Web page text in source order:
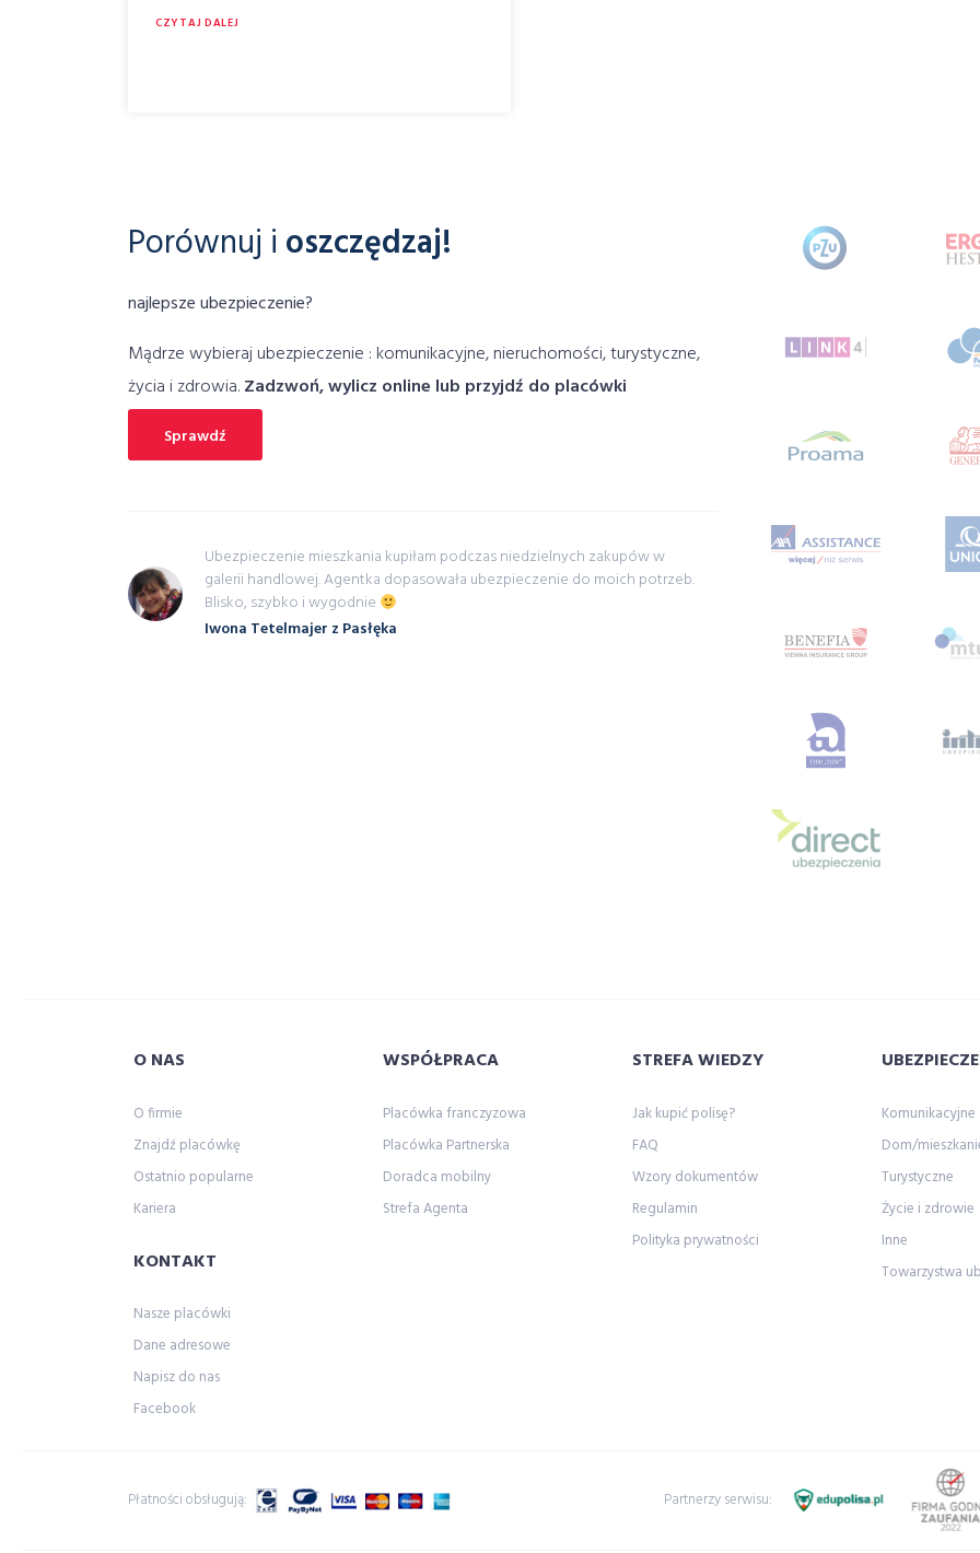
CZYTAJ DALEJ
Porównuj i oszczędzaj!
najlepsze ubezpieczenie?
Mądrze wybieraj ubezpieczenie : komunikacyjne, nieruchomości, turystyczne,
życia i zdrowia.Zadzwoń, wylicz online lub przyjdź do placówki
Sprawdź
Ubezpieczenie mieszkania kupiłam podczas niedzielnych zakupów w
galerii handlowej. Agentka dopasowała ubezpieczenie do moich potrzeb.
Blisko, szybko i wygodnie
Iwona Tetelmajer z Pasłęka
Szukając
Porównałam oferty
Alicja Żuławska z
O NAS
O firmie
Znajdź placówkę
Ostatnio popularne
Kariera
KONTAKT
Nasze placówki
Dane adresowe
Napisz do nas
Facebook
WSPÓŁPRACA
Placówka franczyzowa
Placówka Partnerska
Doradca mobilny
Strefa Agenta
STREFA WIEDZY
Jak kupić polisę?
FAQ
Wzory dokumentów
Regulamin
Polityka prywatności
Komunikacyjne
Dom/
Turystyczne
Życie i zdrowie
Inne
Towarzystwa
Płatności obsługują: Partnerzy serwisu: